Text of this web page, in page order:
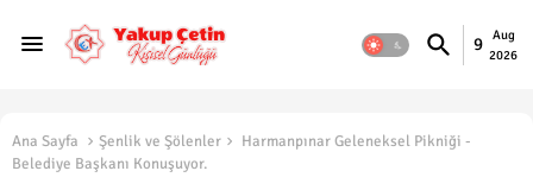
9
Aug
2026
Ana Sayfa Şenlik ve Şölenler
Harmanpınar Geleneksel Pikniği -
Belediye Başkanı Konuşuyor.